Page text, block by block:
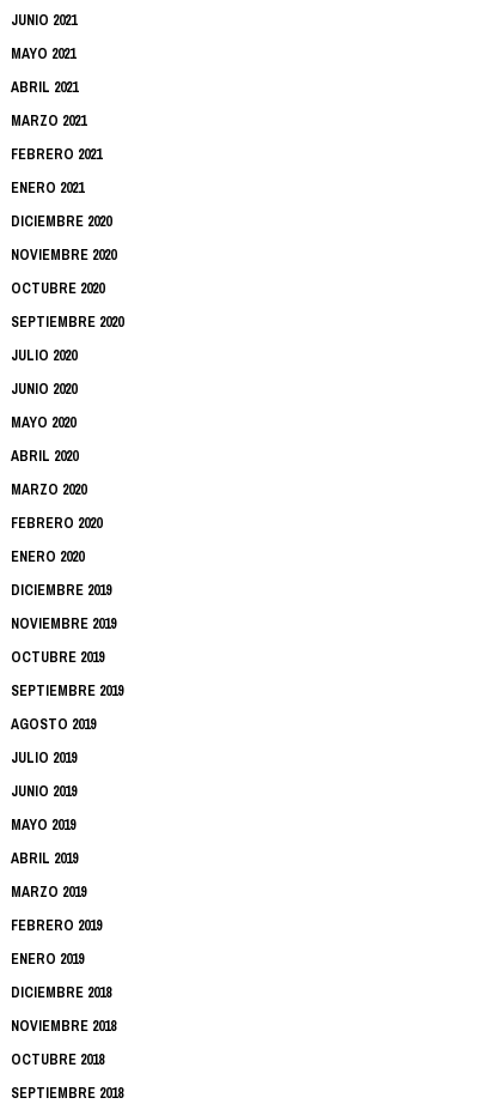
JUNIO 2021
MAYO 2021
ABRIL 2021
MARZO 2021
FEBRERO 2021
ENERO 2021
DICIEMBRE 2020
NOVIEMBRE 2020
OCTUBRE 2020
SEPTIEMBRE 2020
JULIO 2020
JUNIO 2020
MAYO 2020
ABRIL 2020
MARZO 2020
FEBRERO 2020
ENERO 2020
DICIEMBRE 2019
NOVIEMBRE 2019
OCTUBRE 2019
SEPTIEMBRE 2019
AGOSTO 2019
JULIO 2019
JUNIO 2019
MAYO 2019
ABRIL 2019
MARZO 2019
FEBRERO 2019
ENERO 2019
DICIEMBRE 2018
NOVIEMBRE 2018
OCTUBRE 2018
SEPTIEMBRE 2018